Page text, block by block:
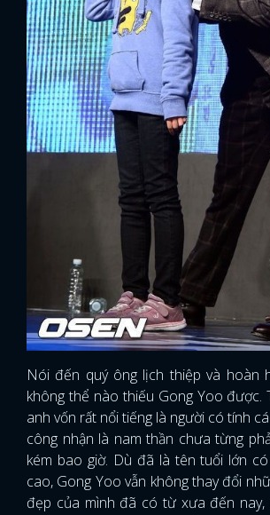
Nói đến quý ông lịch thiệp và hoàn
không thể nào thiếu Gong Yoo được.
anh vốn rất nổi tiếng là người có tính
công nhận là nam thần chưa từng
kém bao giờ. Dù đã là tên tuổi lớn
cao, Gong Yoo vẫn không thay đổi
đẹp của mình đã có từ xưa đến